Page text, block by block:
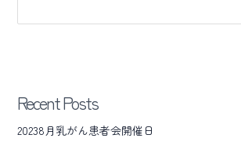
Recent Posts
20238月乳がん患者会開催日